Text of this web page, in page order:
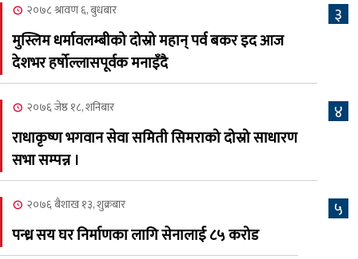
२०८३ श्रावण २, शनिबार
८
क्यालगरी नेपाली मेलाको
अस्मिताको बेजोड प्रस्तुती रहने
३
२०७८ श्रावण ६, बुधबार
मुस्लिम धर्मावलम्बीको दोस्रो महान् पर्व बकर इद आज
देशभर हर्षोल्लासपूर्वक मनाइँदै
४
२०७६ जेष्ठ १८, शनिबार
राधाकृष्ण भगवान सेवा समिती सिमराको दोस्रो साधारण
सभा सम्पन्न ।
५
२०७६ बैशाख १३, शुक्रबार
पन्ध्र सय घर निर्माणका लागि सेनालाई ८५ करोड